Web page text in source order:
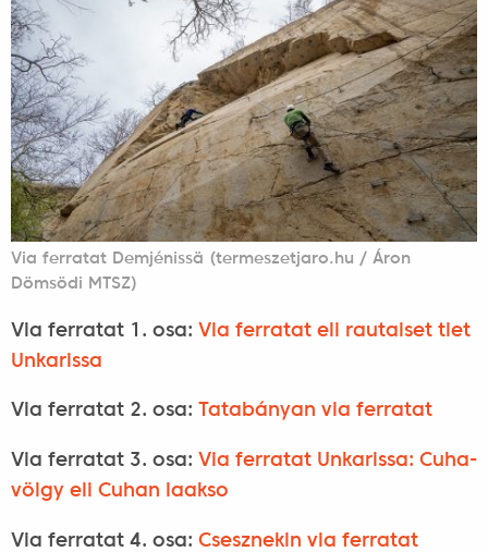
Via ferratat Demjénissä (termeszetjaro.hu / Áron
Dömsödi MTSZ)
Via ferratat 1. osa: Via ferratat eli rautaiset tiet
Unkarissa
Via ferratat 2. osa: Tatabányan via ferratat
Via ferratat 3. osa: Via ferratat Unkarissa: Cuha-
völgy eli Cuhan laakso
Via ferratat 4. osa: Csesznekin via ferratat